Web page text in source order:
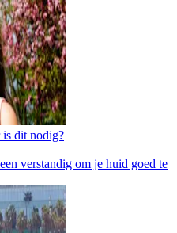
dit nodig?
verstandig om je huid goed te